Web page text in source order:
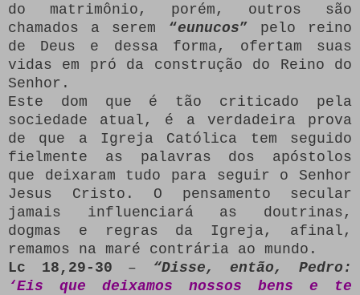
do matrimônio, porém, outros são
chamados a serem “eunucos” pelo reino
de Deus e dessa forma, ofertam suas
vidas em pró da construção do Reino do
Senhor.
Este dom que é tão criticado pela
sociedade atual, é a verdadeira prova
de que a Igreja Católica tem seguido
fielmente as palavras dos apóstolos
que deixaram tudo para seguir o Senhor
Jesus Cristo. O pensamento secular
jamais influenciará as doutrinas,
dogmas e regras da Igreja, afinal,
remamos na maré contrária ao mundo.
Lc 18,29-30 –
“Disse, então, Pedro:
‘Eis que deixamos nossos bens e te